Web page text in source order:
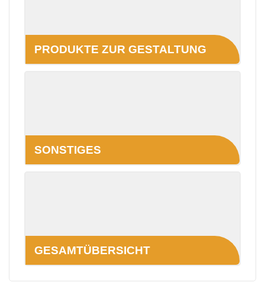
PRODUKTE ZUR GESTALTUNG
SONSTIGES
GESAMTÜBERSICHT